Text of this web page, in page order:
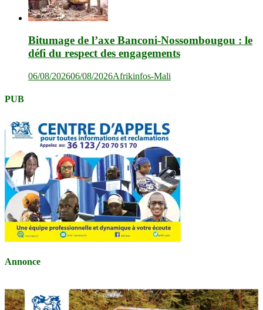
Bitumage de l’axe Banconi-Nossombougou : le
défi du respect des engagements
06/08/202606/08/2026Afrikinfos-Mali
PUB
Annonce